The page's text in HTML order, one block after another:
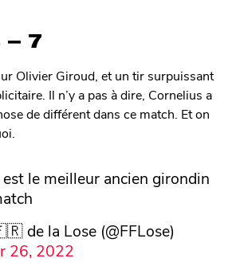
– 7
Olivier Giroud, et un tir surpuissant
Il n’y a pas à dire, Cornelius a
de différent dans ce match. Et on
le meilleur ancien girondin
de la Lose (@FFLose)
26, 2022